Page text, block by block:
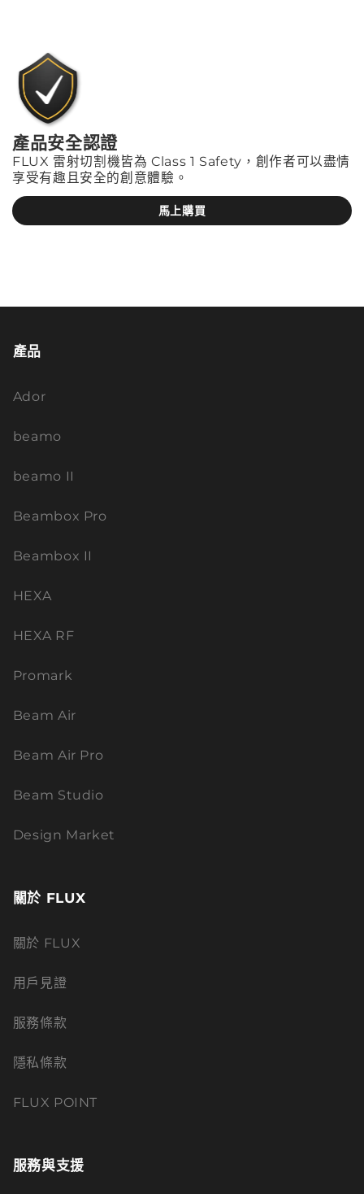
產品安全認證
FLUX 雷射切割機皆為 Class 1 Safety，創作者可以盡情
享受有趣且安全的創意體驗。
馬上購買
產品
Ador
beamo
beamo II
Beambox Pro
Beambox II
HEXA
HEXA RF
Promark
Beam Air
Beam Air Pro
Beam Studio
Design Market
關於 FLUX
關於 FLUX
用戶見證
服務條款
隱私條款
FLUX POINT
服務與支援